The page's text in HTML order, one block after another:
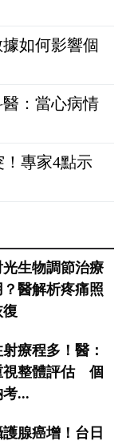
如何影響個
：當心病情
專家4點示
生物調節治療
醫解析疼痛照
療程多！醫：
視整體評估 個
...
腺癌增！台日